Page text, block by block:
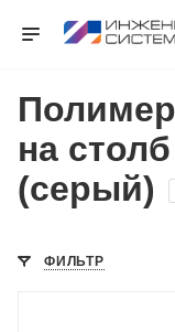
на
(серый)
ФИЛЬТР